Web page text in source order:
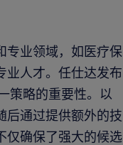
专业领域，如医疗保
业人才。任仕达发布
策略的重要性。以
后通过提供额外的技
仅确保了强大的候选